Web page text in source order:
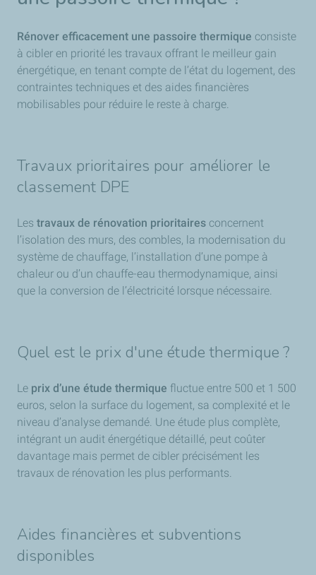
Rénover efficacement une passoire thermique consiste
à cibler en priorité les travaux offrant le meilleur gain
énergétique, en tenant compte de l’état du logement, des
contraintes techniques et des aides financières
mobilisables pour réduire le reste à charge.
Travaux prioritaires pour améliorer le
classement DPE
Les travaux de rénovation prioritaires concernent
l’isolation des murs, des combles, la modernisation du
système de chauffage, l’installation d’une pompe à
chaleur ou d’un chauffe-eau thermodynamique, ainsi
que la conversion de l’électricité lorsque nécessaire.
Quel est le prix d'une étude thermique ?
Le prix d’une étude thermique fluctue entre 500 et 1 500
euros, selon la surface du logement, sa complexité et le
niveau d’analyse demandé. Une étude plus complète,
intégrant un audit énergétique détaillé, peut coûter
davantage mais permet de cibler précisément les
travaux de rénovation les plus performants.
Aides financières et subventions
disponibles